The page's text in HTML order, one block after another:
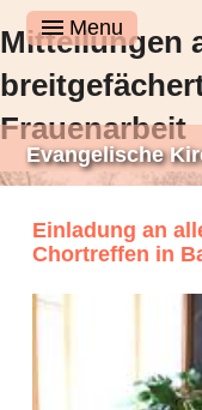
Mitteilungen
Frauenarbeit
Evangelische
Einladung an
Chortreffen in
Menu